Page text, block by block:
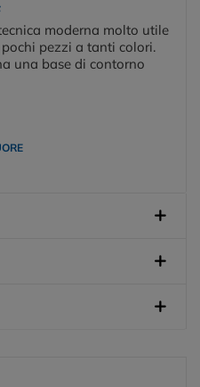
moderna molto utile
pezzi a tanti colori.
una base di contorno